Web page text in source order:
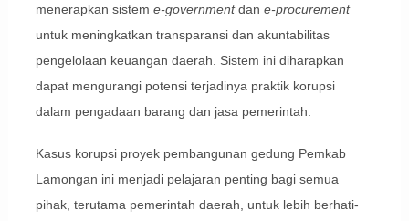
menerapkan sistem e-governmentdan e-procurement
untuk meningkatkan transparansi dan akuntabilitas
pengelolaan keuangan daerah. Sistem ini diharapkan
dapat mengurangi potensi terjadinya praktik korupsi
dalam pengadaan barang dan jasa pemerintah.
Kasus korupsi proyek pembangunan gedung Pemkab
Lamongan ini menjadi pelajaran penting bagi semua
pihak, terutama pemerintah daerah, untuk lebih berhati-